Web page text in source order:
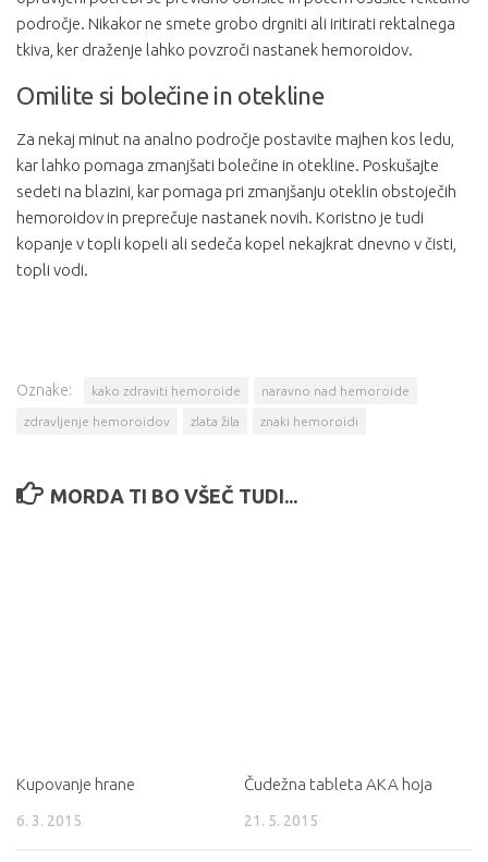
področje. Nikakor ne smete grobo drgniti ali iritirati rektalnega
tkiva, ker draženje lahko povzroči nastanek hemoroidov.
Omilite si bolečine in otekline
Za nekaj minut na analno področje postavite majhen kos ledu,
kar lahko pomaga zmanjšati bolečine in otekline. Poskušajte
sedeti na blazini, kar pomaga pri zmanjšanju oteklin obstoječih
hemoroidov in preprečuje nastanek novih. Koristno je tudi
kopanje v topli kopeli ali sedeča kopel nekajkrat dnevno v čisti,
topli vodi.
Oznake: kako zdraviti hemoroide naravno nad hemoroide
zdravljenje hemoroidov zlata žila znaki hemoroidi
MORDA TI BO VŠEČ TUDI...
Kupovanje hrane
6. 3. 2015
Čudežna tableta AKA hoja
21. 5. 2015